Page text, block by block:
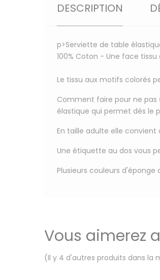
DESCRIPTION
p>Serviette de table
100% Coton - Une face
Le tissu aux motifs colorés
Comment faire pour ne
élastique qui permet dès le
En taille adulte elle convient
Une étiquette au dos vous
Plusieurs couleurs d'éponge
Vous aimerez
(Il y 4 d'autres produits dans la